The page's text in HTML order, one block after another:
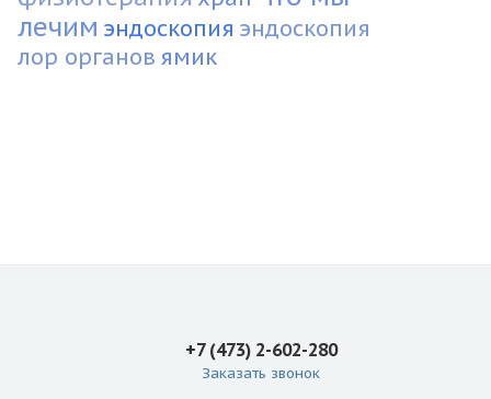
лечим эндоскопия эндоскопия
лор органов ямик
+7 (473) 2-602-280
Заказать звонок